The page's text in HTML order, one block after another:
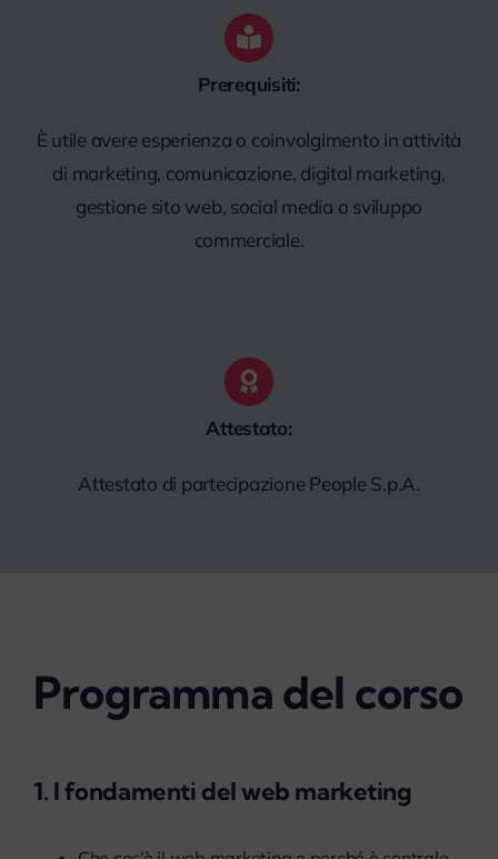
Prerequisiti:
È utile avere esperienza o coinvolgimento in attività
di marketing, comunicazione, digital marketing,
gestione sito web, social media o sviluppo
commerciale.
Attestato:
Attestato di partecipazione People S.p.A.
Programma del corso
1. I fondamenti del web marketing